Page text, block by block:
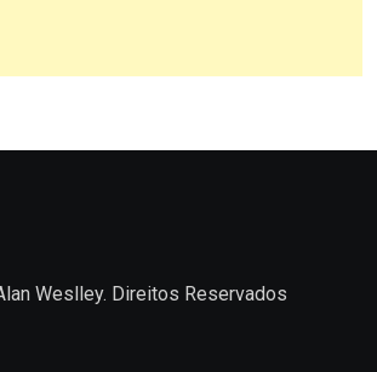
Weslley. Direitos Reservados